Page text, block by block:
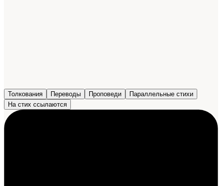
Толкования Переводы Проповеди
Параллельные стихи
На стих ссылаются